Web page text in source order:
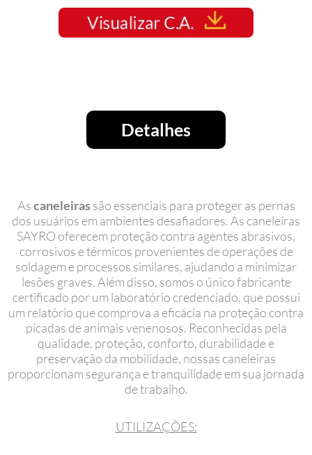
Detalhes
Ascaneleiras são essenciais para proteger as pernas
dos usuários em ambientes desafiadores. As caneleiras
SAYRO oferecem proteção contra agentes abrasivos,
corrosivos e térmicos provenientes de operações de
soldagem e processos similares, ajudando a minimizar
lesões graves. Além disso, somos o único fabricante
certificado por um laboratório credenciado, que possui
um relatório que comprova a eficácia na proteção contra
picadas de animais venenosos. Reconhecidas pela
qualidade, proteção, conforto, durabilidade e
preservação da mobilidade, nossas caneleiras
proporcionam segurança e tranquilidade em sua jornada
de trabalho.
UTILIZAÇÕES: